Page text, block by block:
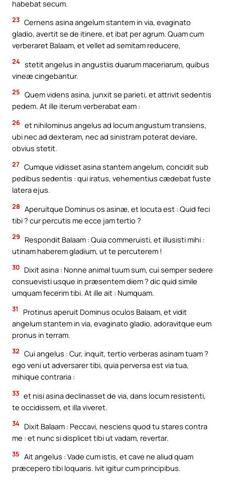
habebat secum.
23 Cernens asina angelum stantem in via, evaginato
gladio, avertit se de itinere, et ibat per agrum. Quam cum
verberaret Balaam, et vellet ad semitam reducere,
24 stetit angelus in angustiis duarum maceriarum, quibus
vineæ cingebantur.
25 Quem videns asina, junxit se parieti, et attrivit sedentis
pedem. At ille iterum verberabat eam :
26 et nihilominus angelus ad locum angustum transiens,
ubi nec ad dexteram, nec ad sinistram poterat deviare,
obvius stetit.
27 Cumque vidisset asina stantem angelum, concidit sub
pedibus sedentis : qui iratus, vehementius cædebat fuste
latera ejus.
28 Aperuitque Dominus os asinæ, et locuta est : Quid feci
tibi ? cur percutis me ecce jam tertio ?
29
Respondit Balaam : Quia commeruisti, et illusisti mihi :
utinam haberem gladium, ut te percuterem !
30 Dixit asina : Nonne animal tuum sum, cui semper sedere
consuevisti usque in præsentem diem ? dic quid simile
umquam fecerim tibi. At ille ait : Numquam.
31
Protinus aperuit Dominus oculos Balaam, et vidit
angelum stantem in via, evaginato gladio, adoravitque eum
pronus in terram.
32 Cui angelus : Cur, inquit, tertio verberas asinam tuam ?
ego veni ut adversarer tibi, quia perversa est via tua,
mihique contraria :
33 et nisi asina declinasset de via, dans locum resistenti,
te occidissem, et illa viveret.
34 Dixit Balaam : Peccavi, nesciens quod tu stares contra
me : et nunc si displicet tibi ut vadam, revertar.
35 Ait angelus : Vade cum istis, et cave ne aliud quam
præcepero tibi loquaris. Ivit igitur cum principibus.